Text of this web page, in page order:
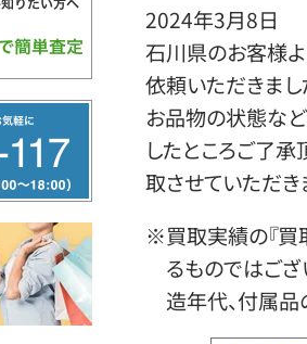
2024年3月8日
石川県のお客様
依頼いただきまし
お品物の状態など
したところご了
取させていただき
※買取実績の『買
るものではござ
造年代、付属品